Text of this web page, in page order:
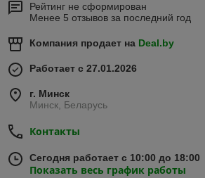
Рейтинг не сформирован
Менее 5 отзывов за последний год
Компания продает на Deal.by
Работает с 27.01.2026
г. Минск
Минск, Беларусь
Контакты
Сегодня работает с 10:00 до 18:00
Показать весь график работы